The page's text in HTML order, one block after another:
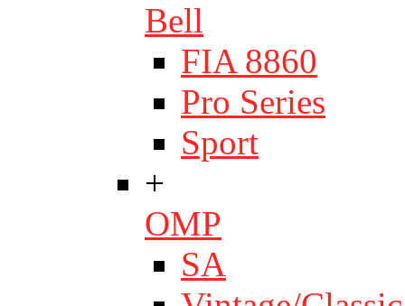
Bell
FIA 8860
Pro Series
Sport
+
OMP
SA